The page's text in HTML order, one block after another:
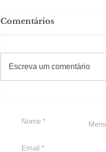
reforçam apoio a
Cláudio Mitidieri
Comentários
Escreva um comentário
#Sugestões